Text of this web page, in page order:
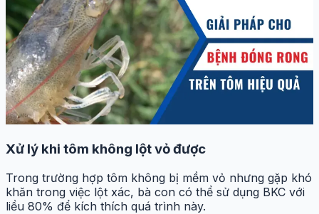
Xử lý khi tôm không lột vỏ được
Trong trường hợp tôm không bị mềm vỏ nhưng gặp khó
khăn trong việc lột xác, bà con có thể sử dụng BKC với
liều 80% để kích thích quá trình này.